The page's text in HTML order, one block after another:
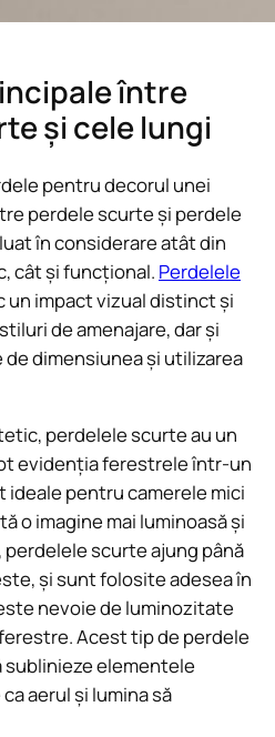
între
și cele lungi
pentru decorul unei
perdele scurte și perdele
în considerare atât din
cât și funcțional. Perdelele
un impact vizual distinct și
de amenajare, dar și
dimensiunea și utilizarea
perdelele scurte au un
evidenția ferestrele într-un
ideale pentru camerele mici
o imagine mai luminoasă și
perdelele scurte ajung până
și sunt folosite adesea în
nevoie de luminozitate
Acest tip de perdele
sublinieze elementele
aerul și lumina să